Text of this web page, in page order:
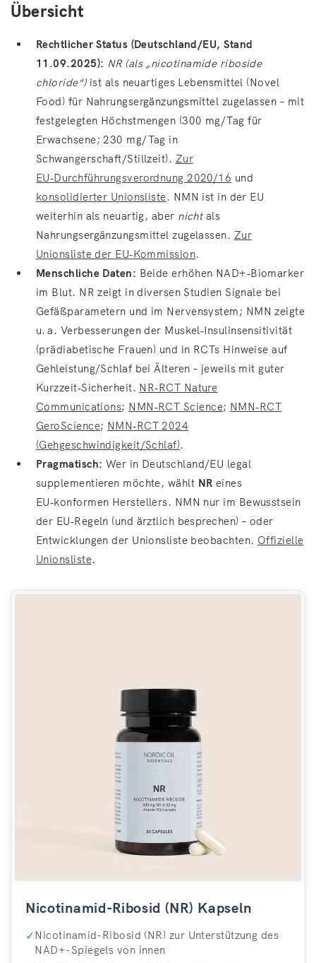
Übersicht
Rechtlicher Status (Deutschland/EU, Stand
11.09.2025): NR (als „nicotinamide riboside
chloride“)ist als neuartiges Lebensmittel (Novel
Food) für Nahrungsergänzungsmittel zugelassen – mit
festgelegten Höchstmengen (300 mg/Tag für
Erwachsene; 230 mg/Tag in
Schwangerschaft/Stillzeit). Zur
EU‑Durchführungsverordnung 2020/16 und
konsolidierter Unionsliste. NMN ist in der EU
weiterhin als neuartig, aber nichtals
Nahrungsergänzungsmittel zugelassen. Zur
Unionsliste der EU‑Kommission.
Menschliche Daten: Beide erhöhen NAD+‑Biomarker
im Blut. NR zeigt in diversen Studien Signale bei
Gefäßparametern und im Nervensystem; NMN zeigte
u. a. Verbesserungen der Muskel‑Insulinsensitivität
(prädiabetische Frauen) und in RCTs Hinweise auf
Gehleistung/Schlaf bei Älteren – jeweils mit guter
Kurzzeit‑Sicherheit. NR‑RCT Nature
Communications; NMN‑RCT Science; NMN‑RCT
GeroScience; NMN‑RCT 2024
(Gehgeschwindigkeit/Schlaf).
Pragmatisch: Wer in Deutschland/EU legal
supplementieren möchte, wählt NR eines
EU‑konformen Herstellers. NMN nur im Bewusstsein
der EU‑Regeln (und ärztlich besprechen) – oder
Entwicklungen der Unionsliste beobachten. Offizielle
Unionsliste.
Nicotinamid-Ribosid (NR) Kapseln
✓Nicotinamid-Ribosid (NR) zur Unterstützung des
NAD+-Spiegels von innen